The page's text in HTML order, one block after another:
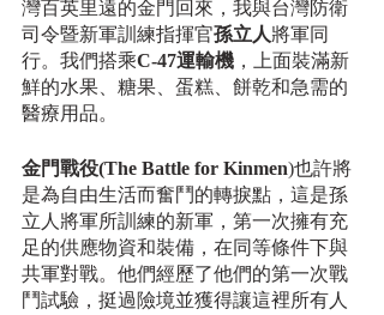
灣百英里遠的金門回來，我與台灣防衛
司令暨新軍訓練指揮官孫立人將軍同
行。我們搭乘C-47運輸機 ，上面裝滿新
鮮的水果、糖果、蛋糕、餅乾和急需的
醫療用品。
金門戰役(The Battle for Kinmen)也許將
是為自由生活而奮鬥的轉捩點，這是孫
立人將軍所訓練的新軍，第一次擁有充
足的供應物資和裝備，在同等條件下與
共軍對戰。他們經歷了他們的第一次戰
鬥試驗，挺過險境並獲得讓這裡所有人